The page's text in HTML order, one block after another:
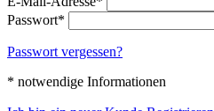
Passwort*
Passwort vergessen?
* notwendige Informationen